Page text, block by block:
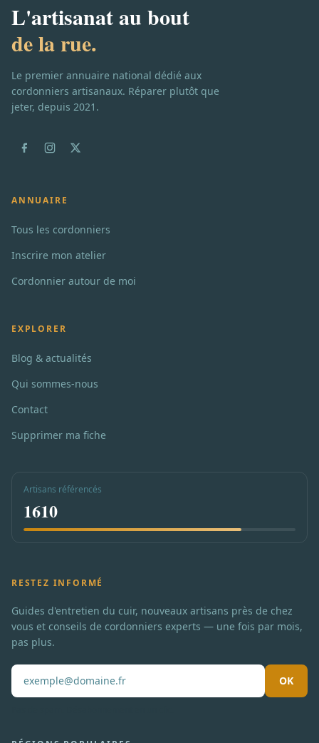
L'artisanat au bout
de la rue.
Le premier annuaire national dédié aux
cordonniers artisanaux. Réparer plutôt que
jeter, depuis 2021.
ANNUAIRE
Tous les cordonniers
Inscrire mon atelier
Cordonnier autour de moi
EXPLORER
Blog & actualités
Qui sommes-nous
Contact
Supprimer ma fiche
Artisans référencés
1610
RESTEZ INFORMÉ
Guides d'entretien du cuir, nouveaux artisans près de chez
vous et conseils de cordonniers experts — une fois par mois,
pas plus.
OK